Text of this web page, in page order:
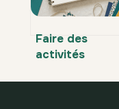
Faire des
activités
techniques